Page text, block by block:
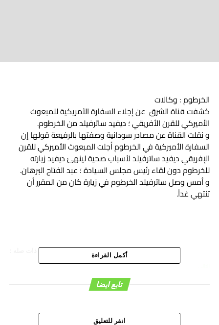
الخرطوم : وكالات
كشفت قناة الشرق عن إجلاء السفارة الأمريكية للمبعوث
الأميركي للقرن الأفريقي ؛ ديفيد ساترفيلد من الخرطوم.
و نقلت القناة عن مصادر سودانية وصفتها بالرفيعة قولها إن
السفارة الأميركية في الخرطوم أجلت المبعوث الأميركي للقرن
الإفريقي ديفيد ساترفيلد لأسباب صحية لينهئ ديفيد زيارته
للخرطوم دون لقاء رئيس مجلس السيادة ؛ عبد الفتاح البرهان.
و أمس وصل ساترفيلد الخرطوم في زيارة كان من المقرر أن
تنتهي غداً.
هاشتاق ذات صله :
الشرق: إجلاء المبعوث الأميركي للقرن الإفريقي من
الخرطوم لأسباب صحية
الأهلي يعيش حالة عالية من التركيز ودوافعنا كبيرة –
أكمل القراءة
تابع ايضا
انقر للتعليق